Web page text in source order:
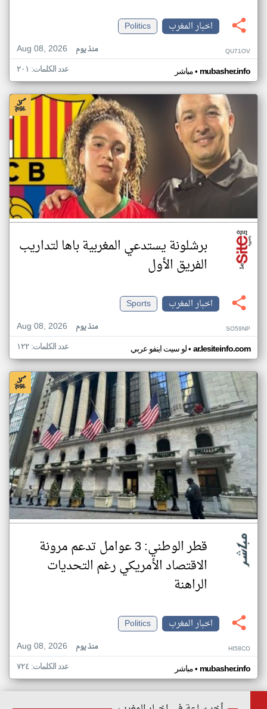
اخبار المغرب
Politics
Aug 08, 2026
منذ يوم QU71OV
مباشر• mubasher.info عدد الكلمات: ٢٠١
برشلونة يستدعي المغربية باها لتداريب
الفريق الأول
اخبار المغرب
Sports
Aug 08, 2026
منذ يوم SO59NP
لو سيت اينفو عربي• ar.lesiteinfo.com عدد الكلمات: ١٢٢
قطر الوطني: 3 عوامل تدعم مرونة
الاقتصاد الأمريكي رغم التحديات
الراهنة
اخبار المغرب
Politics
Aug 08, 2026
منذ يوم HI58CO
مباشر• mubasher.info عدد الكلمات: ٧٢٤